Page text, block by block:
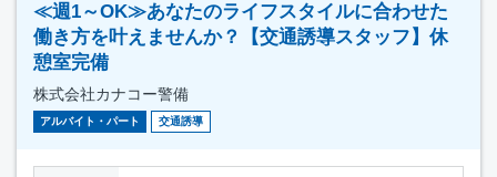
≪週1～OK≫あなたのライフスタイルに合わせた
働き方を叶えませんか？【交通誘導スタッフ】休
憩室完備
株式会社カナコー警備
アルバイト・パート 交通誘導